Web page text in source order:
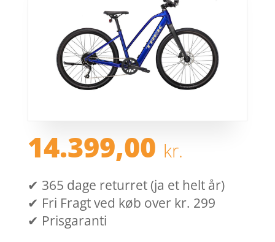
14.399,00 kr.
✔ 365 dage returret (ja et helt år)
✔ Fri Fragt ved køb over kr. 299
✔ Prisgaranti